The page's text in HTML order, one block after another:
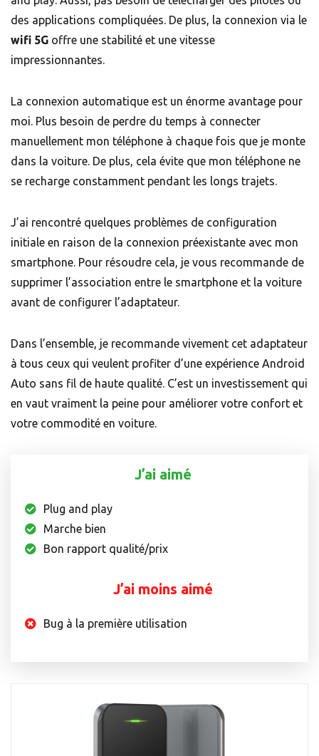
des applications compliquées. De plus, la connexion via le
wifi 5G offre une stabilité et une vitesse
impressionnantes.
La connexion automatique est un énorme avantage pour
moi. Plus besoin de perdre du temps à connecter
manuellement mon téléphone à chaque fois que je monte
dans la voiture. De plus, cela évite que mon téléphone ne
se recharge constamment pendant les longs trajets.
J’ai rencontré quelques problèmes de configuration
initiale en raison de la connexion préexistante avec mon
smartphone. Pour résoudre cela, je vous recommande de
supprimer l’association entre le smartphone et la voiture
avant de configurer l’adaptateur.
Dans l’ensemble, je recommande vivement cet adaptateur
à tous ceux qui veulent profiter d’une expérience Android
Auto sans fil de haute qualité. C’est un investissement qui
en vaut vraiment la peine pour améliorer votre confort et
votre commodité en voiture.
J’ai aimé
Plug and play
Marche bien
Bon rapport qualité/prix
J’ai moins aimé
Bug à la première utilisation